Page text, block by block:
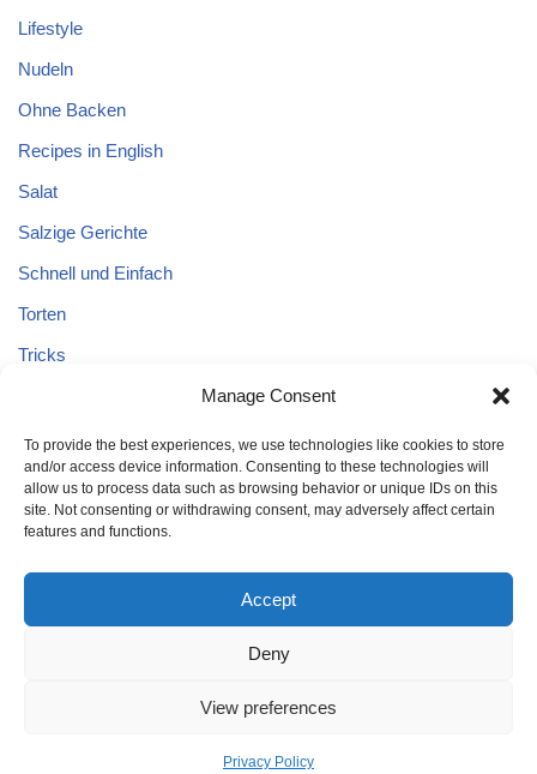
Manage Consent
To provide the best experiences, we use technologies like cookies to store
and/or access device information. Consenting to these technologies will
allow us to process data such as browsing behavior or unique IDs on this
site. Not consenting or withdrawing consent, may adversely affect certain
features and functions.
Accept
Deny
View preferences
Privacy Policy
Lifestyle
Nudeln
Ohne Backen
Recipes in English
Salat
Salzige Gerichte
Schnell und Einfach
Torten
Tricks
Uncategorized
Vegane Kuchen
Schnell und Einfach
Gesund
| Powered byWordPress